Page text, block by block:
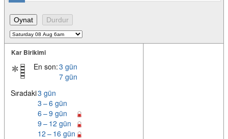
Kar Birikimi
En son:3 gün
7 gün
Sıradaki3 gün
3 – 6 gün
6 – 9 gün
9 – 12 gün
12 – 16 gün